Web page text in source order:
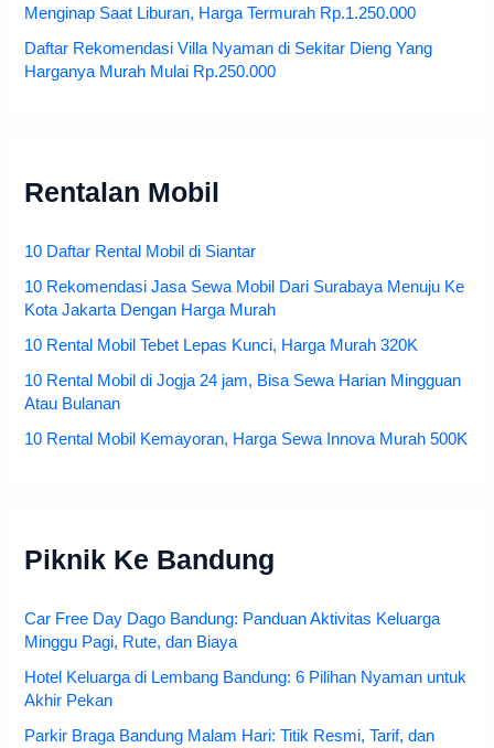
Menginap Saat Liburan, Harga Termurah Rp.1.250.000
Daftar Rekomendasi Villa Nyaman di Sekitar Dieng Yang
Harganya Murah Mulai Rp.250.000
Rentalan Mobil
10 Daftar Rental Mobil di Siantar
10 Rekomendasi Jasa Sewa Mobil Dari Surabaya Menuju Ke
Kota Jakarta Dengan Harga Murah
10 Rental Mobil Tebet Lepas Kunci, Harga Murah 320K
10 Rental Mobil di Jogja 24 jam, Bisa Sewa Harian Mingguan
Atau Bulanan
10 Rental Mobil Kemayoran, Harga Sewa Innova Murah 500K
Piknik Ke Bandung
Car Free Day Dago Bandung: Panduan Aktivitas Keluarga
Minggu Pagi, Rute, dan Biaya
Hotel Keluarga di Lembang Bandung: 6 Pilihan Nyaman untuk
Akhir Pekan
Parkir Braga Bandung Malam Hari: Titik Resmi, Tarif, dan